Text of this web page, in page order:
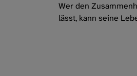
Wer den
lässt, kann seine